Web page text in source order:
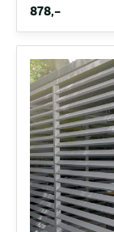
878,-